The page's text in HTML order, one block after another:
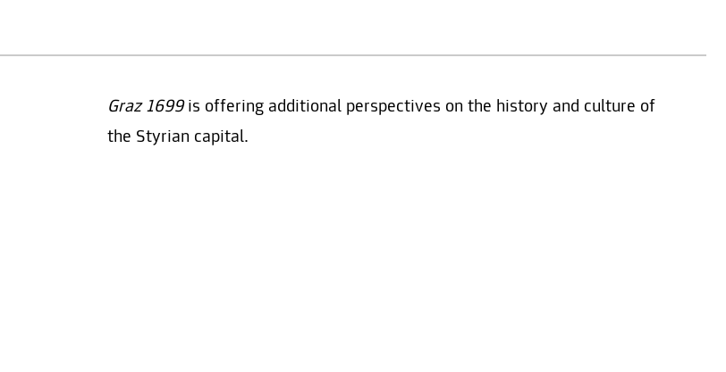
Graz 1699is offering additional perspectives on the history and culture of
the Styrian capital.